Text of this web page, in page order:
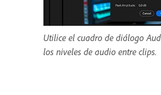
Utilice el cuadro de diálogo
los niveles de audio entre clips.